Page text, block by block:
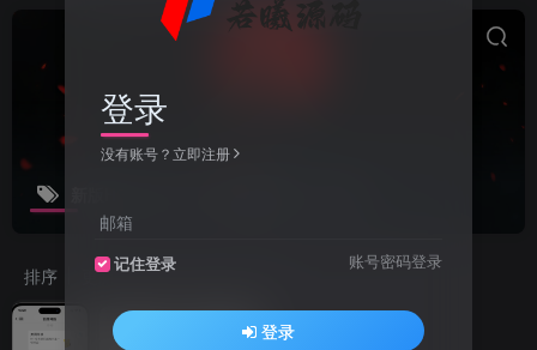
排序 更新 浏览
登录
没有账号？立即注册
邮箱
记住登录 账号密码登录
登录